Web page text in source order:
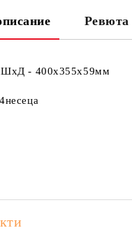
Ревюта
- 400x355x59мм